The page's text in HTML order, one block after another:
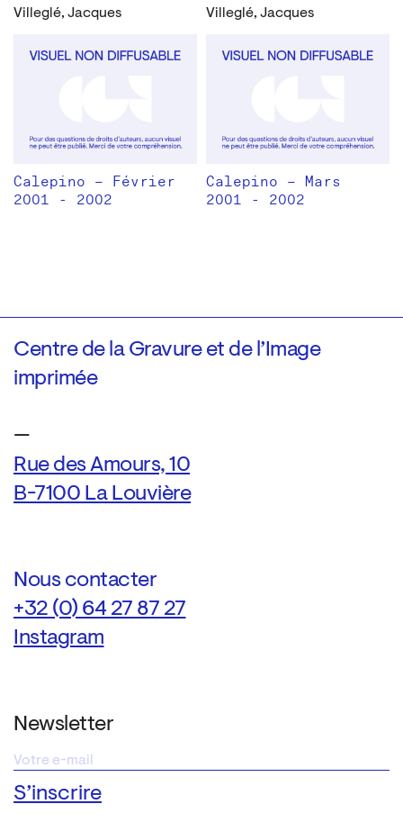
Villeglé, Jacques
Calepino – Février
2001 - 2002
Villeglé, Jacques
Calepino – Mars
2001 - 2002
Centre de la Gravure et de l’Image
imprimée
—
Rue des Amours, 10
B-7100 La Louvière
Nous contacter
+32 (0) 64 27 87 27
Instagram
Newsletter